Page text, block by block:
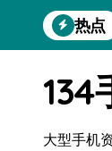
到
热点
134
大型手机